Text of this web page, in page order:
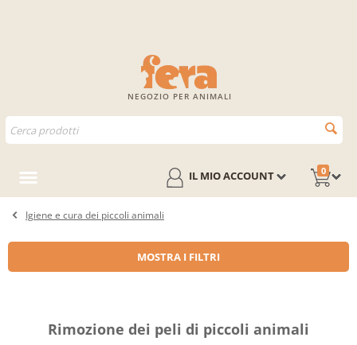
NEGOZIO PER ANIMALI
0
IL MIO ACCOUNT
Igiene e cura dei piccoli animali
MOSTRA I FILTRI
Rimozione dei peli di piccoli animali